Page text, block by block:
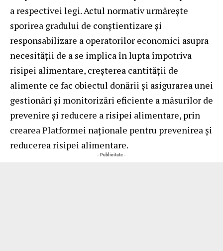
a respectivei legi. Actul normativ urmărește
sporirea gradului de conștientizare și
responsabilizare a operatorilor economici asupra
necesității de a se implica în lupta împotriva
risipei alimentare, creșterea cantității de
alimente ce fac obiectul donării și asigurarea unei
gestionări și monitorizări eficiente a măsurilor de
prevenire și reducere a risipei alimentare, prin
crearea Platformei naționale pentru prevenirea şi
reducerea risipei alimentare.
- Publicitate -